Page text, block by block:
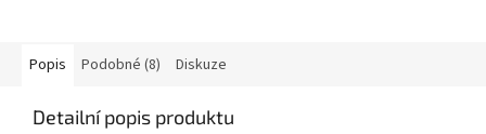
Popis Podobné (8) Diskuze
Detailní popis produktu